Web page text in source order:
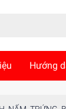
Hướng